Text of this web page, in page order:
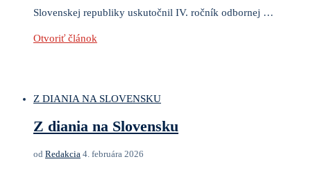
Slovenskej republiky uskutočnil IV. ročník odbornej …
Otvoriť článok
Z DIANIA NA SLOVENSKU
Z diania na Slovensku
od Redakcia 4. februára 2026